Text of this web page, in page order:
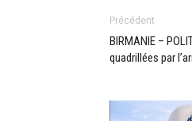
Précédent
BIRMANIE –
quadrillées par